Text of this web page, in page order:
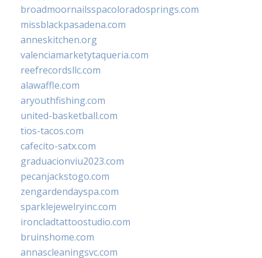
broadmoornailsspacoloradosprings.com
missblackpasadena.com
anneskitchen.org
valenciamarketytaqueria.com
reefrecordsllc.com
alawaffle.com
aryouthfishing.com
united-basketball.com
tios-tacos.com
cafecito-satx.com
graduacionviu2023.com
pecanjackstogo.com
zengardendayspa.com
sparklejewelryinc.com
ironcladtattoostudio.com
bruinshome.com
annascleaningsvc.com